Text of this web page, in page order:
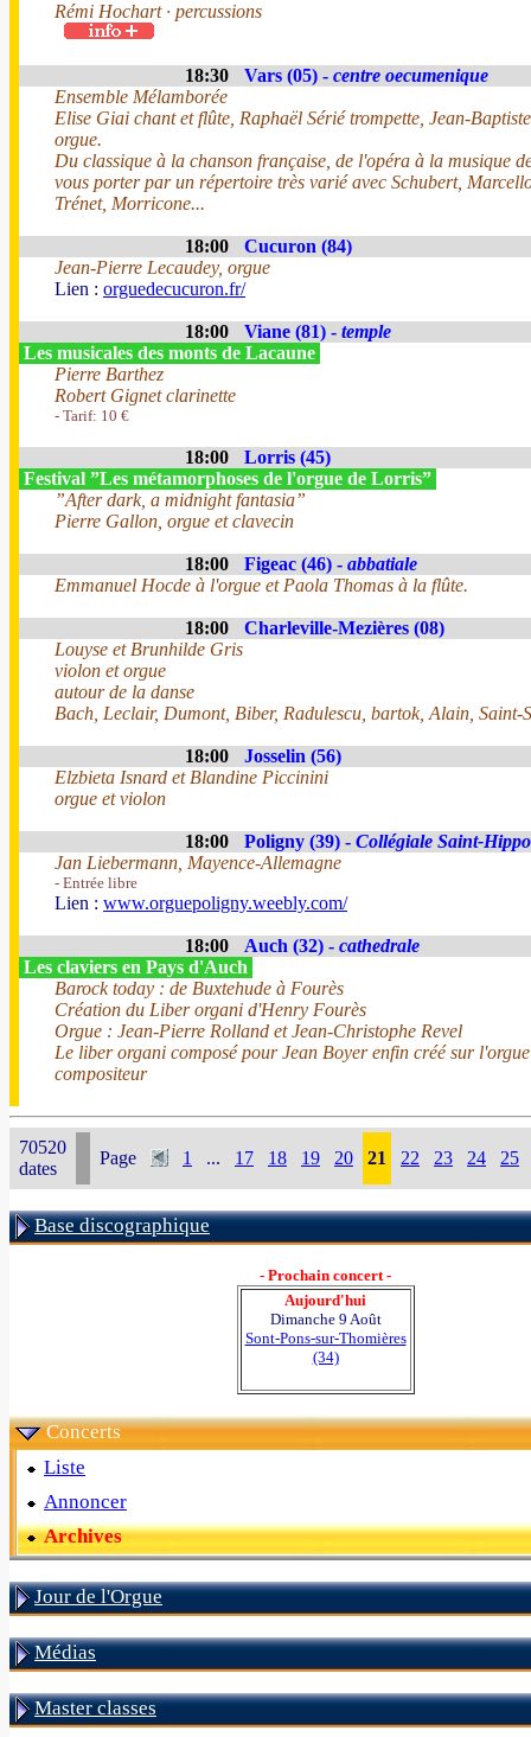
Rémi Hochart · percussions
18:30 Vars (05) - centre oecumenique
Ensemble Mélamborée
Elise Giai chant et flûte, Raphaël Sérié trompette, Jean-
orgue.
Du classique à la chanson française, de l'opéra à la musique
vous porter par un répertoire très varié avec Schubert,
Trénet, Morricone...
18:00
Cucuron (84)
Jean-Pierre Lecaudey, orgue
Lien : orguedecucuron.fr/
18:00 Viane (81) - temple
Les musicales des monts de Lacaune
Pierre Barthez
Robert Gignet clarinette
- Tarif: 10 €
18:00
Lorris (45)
Festival ”Les métamorphoses de l'orgue de Lorris”
”After dark, a midnight fantasia”
Pierre Gallon, orgue et clavecin
18:00 Figeac (46) - abbatiale
Emmanuel Hocde à l'orgue et Paola Thomas à la flûte.
18:00
Charleville-Mezières (08)
Louyse et Brunhilde Gris
violon et orgue
autour de la danse
Bach, Leclair, Dumont, Biber, Radulescu, bartok, Alain, Saint-
18:00
Josselin (56)
Elzbieta Isnard et Blandine Piccinini
orgue et violon
18:00 Poligny (39) - Collégiale Saint-
Jan Liebermann, Mayence-Allemagne
- Entrée libre
Lien : www.orguepoligny.weebly.com/
18:00 Auch (32) - cathedrale
Les claviers en Pays d'Auch
Barock today : de Buxtehude à Fourès
Création du Liber organi d'Henry Fourès
Orgue : Jean-Pierre Rolland et Jean-Christophe Revel
Le liber organi composé pour Jean Boyer enfin créé sur
compositeur
70520
dates
Page 1 ... 17 18 19 20 21 22 23 24 25
Base discographique
- Prochain concert -
Aujourd'hui
Dimanche 9 Août
Sont-Pons-sur-Thomières
(34)
Concerts
Liste
Annoncer
Archives
Jour de l'Orgue
Médias
Master classes